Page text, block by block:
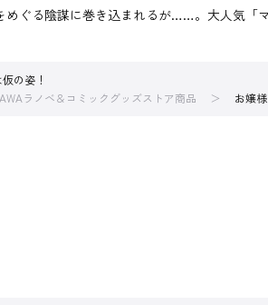
ぐる陰謀に巻き込まれるが……。大人気「
の姿！
ラノベ＆コミックグッズストア商品 お嬢